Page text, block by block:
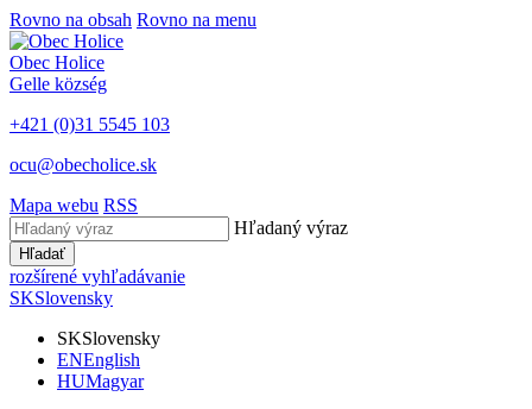
Rovno na obsah Rovno na menu
Obec Holice
Gelle község
+421 (0)31 5545 103
ocu@obecholice.sk
Mapa webu RSS
Hľadaný výraz
Hľadať
rozšírené vyhľadávanie
SKSlovensky
SKSlovensky
ENEnglish
HUMagyar